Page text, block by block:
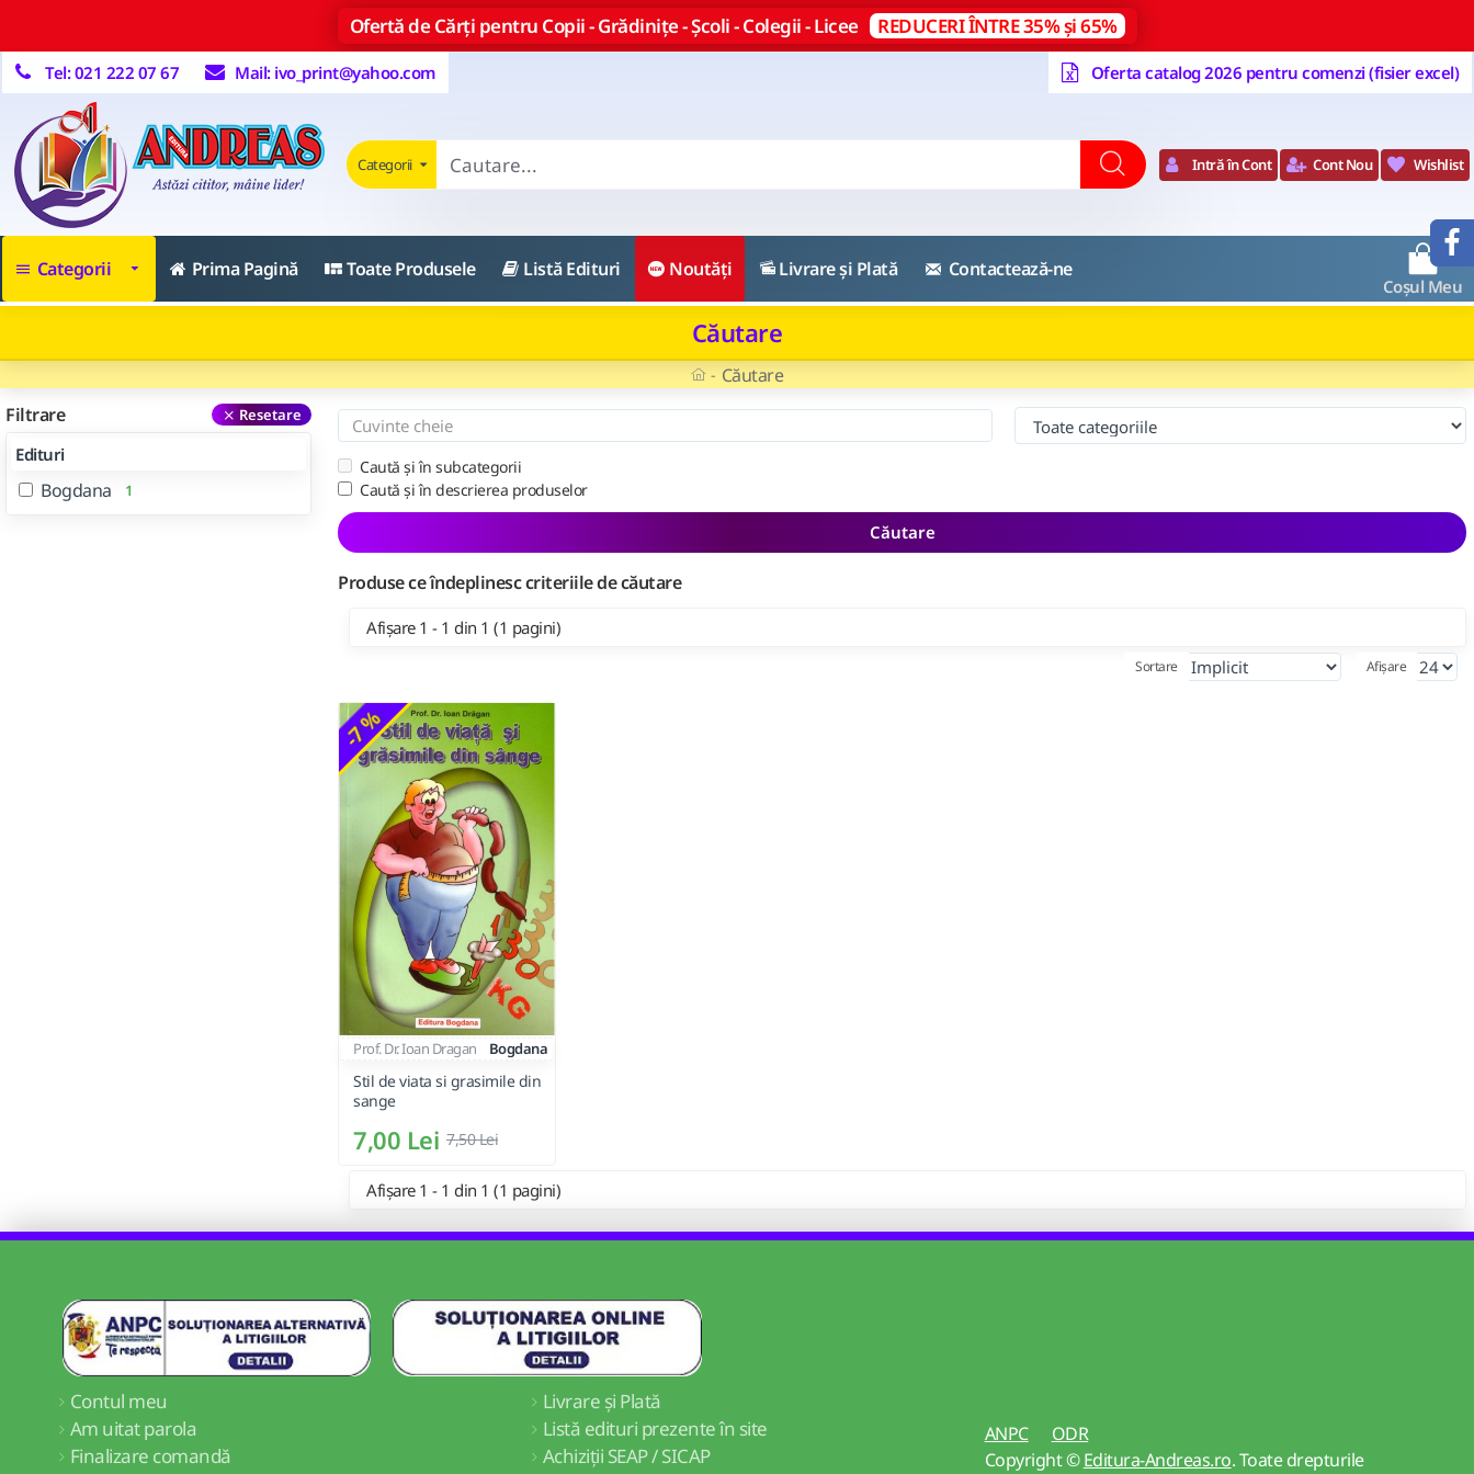
Ofertă de Cărți pentru Copii - Grădinițe - Școli - Colegii - Licee REDUCERI ÎNTRE 35% și 65%
Tel: 021 222 07 67 Mail: ivo_print@yahoo.com Oferta catalog 2026 pentru comenzi (fisier excel)
Categorii Intră în Cont Cont Nou Wishlist
Categorii Prima Pagină Toate Produsele Listă Edituri Noutăți Livrare și Plată Contactează-ne
Coșul Meu
0
Căutare
Căutare
Filtrare Resetare
Edituri
Bogdana 1
Caută și în subcategorii
Caută și în descrierea produselor
Căutare
Produse ce îndeplinesc criteriile de căutare
Afișare 1 - 1 din 1 (1 pagini)
Sortare Afișare
-7 %
Prof. Dr. Ioan Dragan Bogdana
Stil de viata si grasimile din
sange
7,00 Lei 7,50 Lei
Afișare 1 - 1 din 1 (1 pagini)
Contul meu
Am uitat parola
Finalizare comandă
Livrare și Plată
Listă edituri prezente în site
Achiziții SEAP / SICAP
ANPC
ODR
Copyright ©Editura-Andreas.ro. Toate drepturile